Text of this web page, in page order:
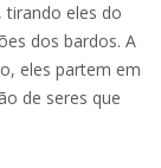
tirando eles do
dos bardos. A
eles partem em
de seres que